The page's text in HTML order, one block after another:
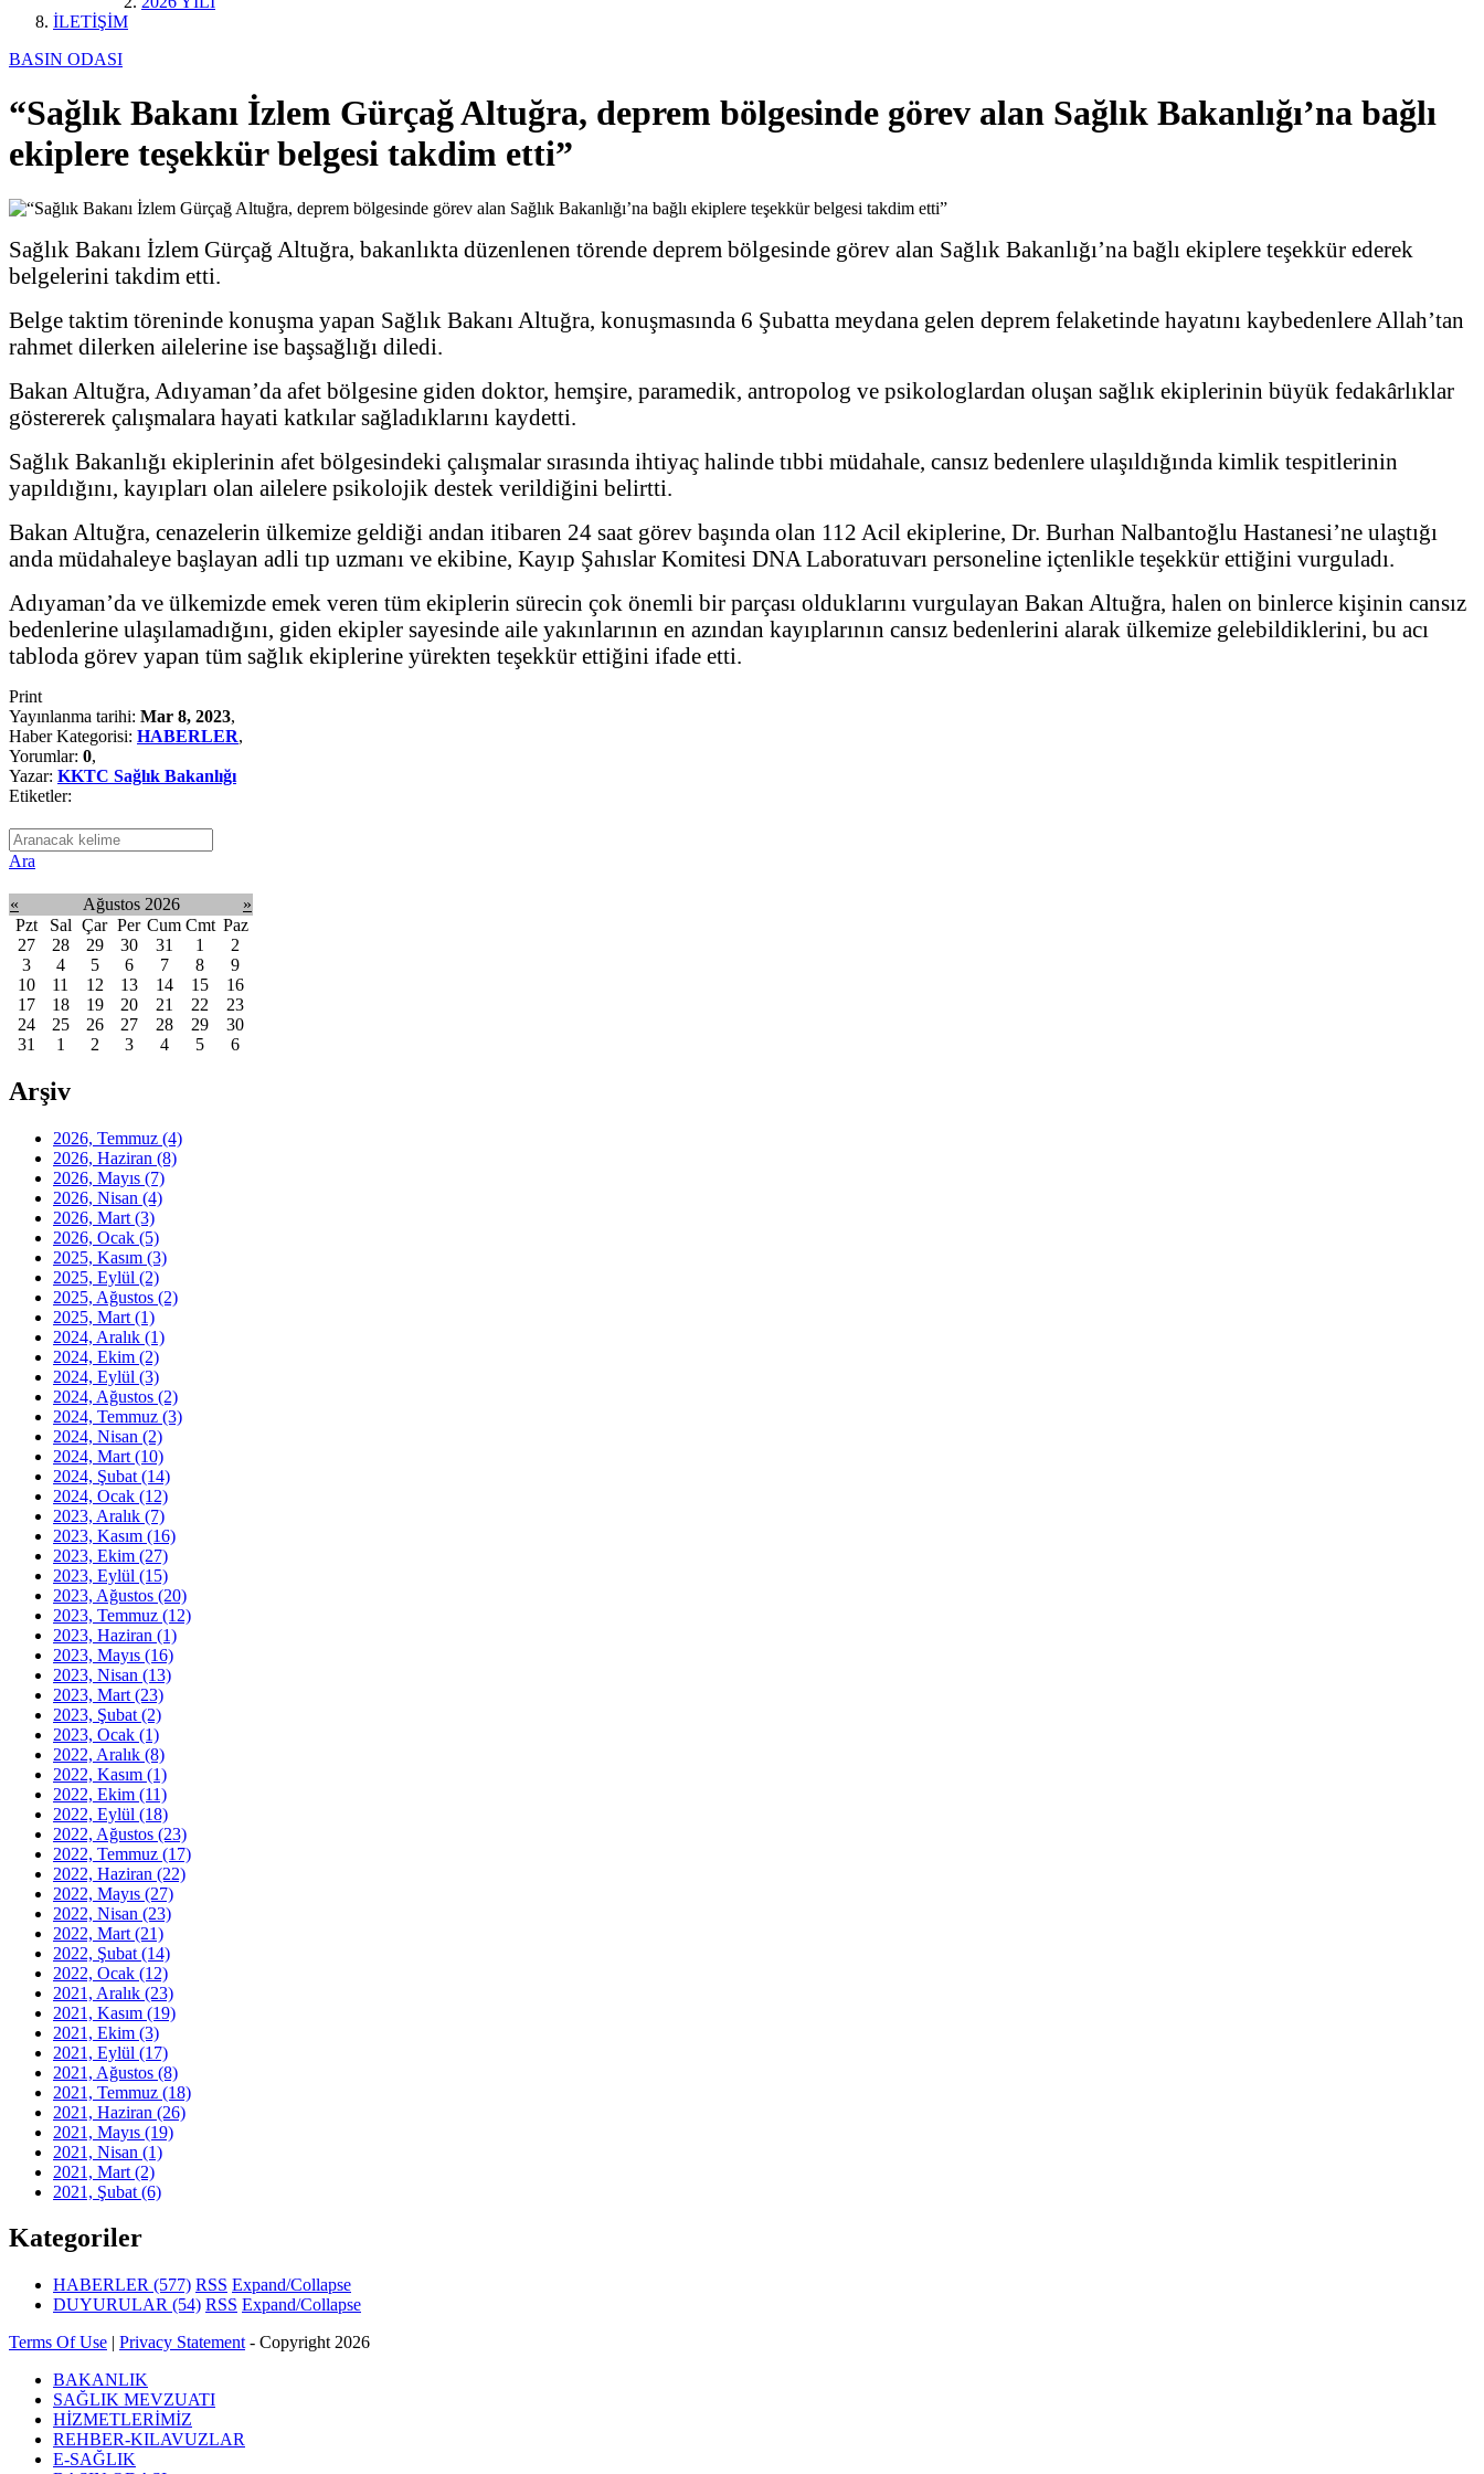
İLETİŞİM
BASIN ODASI
“Sağlık Bakanı İzlem Gürçağ Altuğra, deprem bölgesinde görev alan Sağlık Bakanlığı’na bağlı
ekiplere teşekkür belgesi takdim etti”
Sağlık Bakanı İzlem Gürçağ Altuğra, bakanlıkta düzenlenen törende deprem bölgesinde görev alan Sağlık Bakanlığı’na bağlı ekiplere teşekkür ederek
belgelerini takdim etti.
Belge taktim töreninde konuşma yapan Sağlık Bakanı Altuğra, konuşmasında 6 Şubatta meydana gelen deprem felaketinde hayatını kaybedenlere Allah’tan
rahmet dilerken ailelerine ise başsağlığı diledi.
Bakan Altuğra, Adıyaman’da afet bölgesine giden doktor, hemşire, paramedik, antropolog ve psikologlardan oluşan sağlık ekiplerinin büyük fedakârlıklar
göstererek çalışmalara hayati katkılar sağladıklarını kaydetti.
Sağlık Bakanlığı ekiplerinin afet bölgesindeki çalışmalar sırasında ihtiyaç halinde tıbbi müdahale, cansız bedenlere ulaşıldığında kimlik tespitlerinin
yapıldığını, kayıpları olan ailelere psikolojik destek verildiğini belirtti.
Bakan Altuğra, cenazelerin ülkemize geldiği andan itibaren 24 saat görev başında olan 112 Acil ekiplerine, Dr. Burhan Nalbantoğlu Hastanesi’ne ulaştığı
anda müdahaleye başlayan adli tıp uzmanı ve ekibine, Kayıp Şahıslar Komitesi DNA Laboratuvarı personeline içtenlikle teşekkür ettiğini vurguladı.
Adıyaman’da ve ülkemizde emek veren tüm ekiplerin sürecin çok önemli bir parçası olduklarını vurgulayan Bakan Altuğra, halen on binlerce kişinin cansız
bedenlerine ulaşılamadığını, giden ekipler sayesinde aile yakınlarının en azından kayıplarının cansız bedenlerini alarak ülkemize gelebildiklerini, bu acı
tabloda görev yapan tüm sağlık ekiplerine yürekten teşekkür ettiğini ifade etti.
Print
Yayınlanma tarihi: Mar 8, 2023,
Haber Kategorisi: HABERLER,
Yorumlar: 0,
Yazar: KKTC Sağlık Bakanlığı
Etiketler:
Ara
« Ağustos 2026
»
Pzt
Sal Çar Per Cum Cmt Paz
27
28 29 30 31 1
2
3
4 5 6 7 8
9
10
11 12 13 14 15
16
17
18 19 20 21 22
23
24
25 26 27 28 29
30
31
1 2 3 4 5 6
Arşiv
2026, Temmuz (4)
2026, Haziran (8)
2026, Mayıs (7)
2026, Nisan (4)
2026, Mart (3)
2026, Ocak (5)
2025, Kasım (3)
2025, Eylül (2)
2025, Ağustos (2)
2025, Mart (1)
2024, Aralık (1)
2024, Ekim (2)
2024, Eylül (3)
2024, Ağustos (2)
2024, Temmuz (3)
2024, Nisan (2)
2024, Mart (10)
2024, Şubat (14)
2024, Ocak (12)
2023, Aralık (7)
2023, Kasım (16)
2023, Ekim (27)
2023, Eylül (15)
2023, Ağustos (20)
2023, Temmuz (12)
2023, Haziran (1)
2023, Mayıs (16)
2023, Nisan (13)
2023, Mart (23)
2023, Şubat (2)
2023, Ocak (1)
2022, Aralık (8)
2022, Kasım (1)
2022, Ekim (11)
2022, Eylül (18)
2022, Ağustos (23)
2022, Temmuz (17)
2022, Haziran (22)
2022, Mayıs (27)
2022, Nisan (23)
2022, Mart (21)
2022, Şubat (14)
2022, Ocak (12)
2021, Aralık (23)
2021, Kasım (19)
2021, Ekim (3)
2021, Eylül (17)
2021, Ağustos (8)
2021, Temmuz (18)
2021, Haziran (26)
2021, Mayıs (19)
2021, Nisan (1)
2021, Mart (2)
2021, Şubat (6)
Kategoriler
HABERLER (577) RSS Expand/Collapse
DUYURULAR (54) RSS Expand/Collapse
Terms Of Use | Privacy Statement - Copyright 2026
BAKANLIK
SAĞLIK MEVZUATI
HİZMETLERİMİZ
REHBER-KILAVUZLAR
E-SAĞLIK